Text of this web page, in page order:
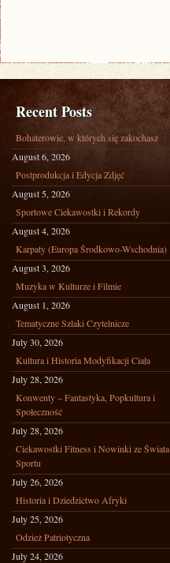
Recent Posts
Bohaterowie, w których się zakochasz
August 6, 2026
Postprodukcja i Edycja Zdjęć
August 5, 2026
Sportowe Ciekawostki i Rekordy
August 4, 2026
Karpaty (Europa Środkowo-Wschodnia)
August 3, 2026
Muzyka w Kulturze i Filmie
August 1, 2026
Tematyczne Szlaki Czytelnicze
July 30, 2026
Kultura i Historia Modyfikacji Ciała
July 28, 2026
Konwenty – Fantastyka, Popkultura i
Społeczność
July 28, 2026
Ciekawostki Fitness i Nowinki ze Świata
Sportu
July 26, 2026
Historia i Dziedzictwo Afryki
July 25, 2026
Odzież Patriotyczna
July 24, 2026